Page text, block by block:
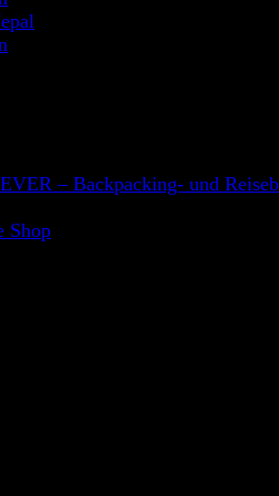
– Backpacking- und
Shop